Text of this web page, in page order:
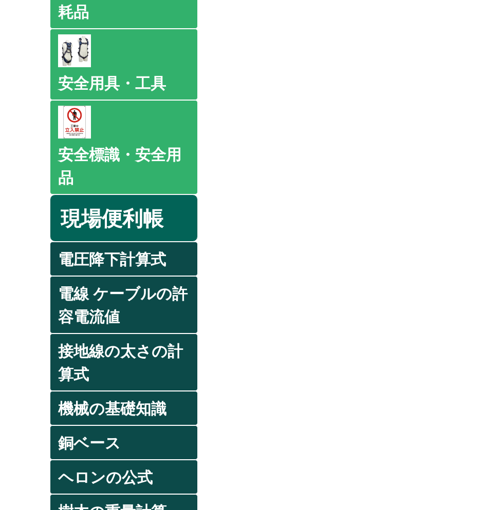
耗品
安全用具・工具
安全標識・安全用
品
現場便利帳
電圧降下計算式
電線 ケーブルの許
容電流値
接地線の太さの計
算式
機械の基礎知識
銅ベース
ヘロンの公式